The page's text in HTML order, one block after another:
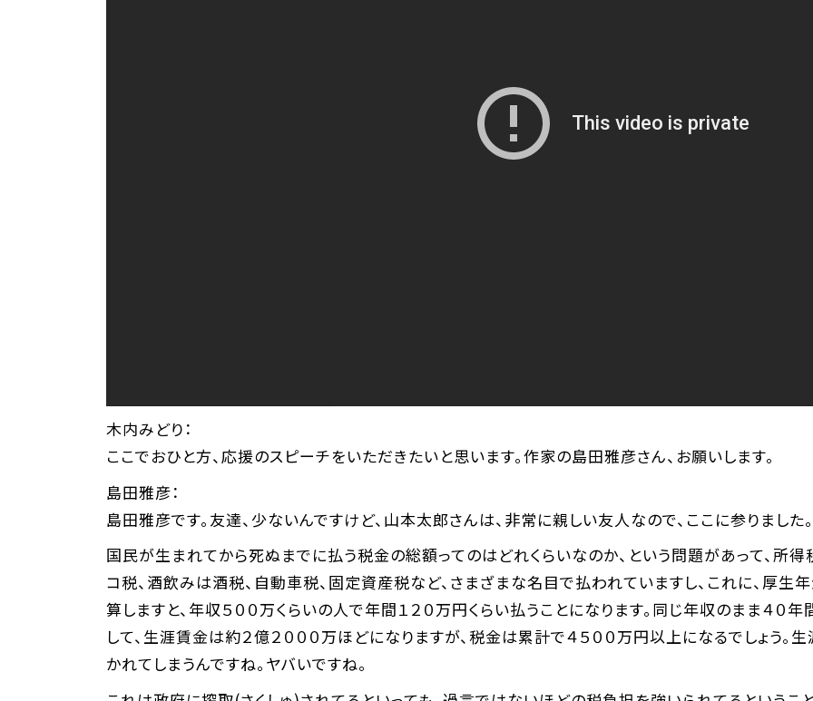
木内みどり：
ここでおひと方、応援のスピーチをいただきたいと思います。作家の島田雅彦さん、お願いします。
島田雅彦：
島田雅彦です。友達、少ないんですけど、山本太郎さんは、非常に親しい友人なので、ここに参りました。
国民が生まれてから死ぬまでに払う税金の総額ってのはどれくらいなのか、という問題があって、所得
コ税、酒飲みは酒税、自動車税、固定資産税など、さまざまな名目で払われていますし、これに、厚
算しますと、年収５００万くらいの人で年間１２０万円くらい払うことになります。同じ年収のまま４０
して、生涯賃金は約２億２０００万ほどになりますが、税金は累計で４５００万円以上になるでしょう
かれてしまうんですね。ヤバいですね。